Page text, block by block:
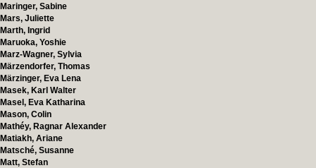
Maringer, Sabine
Mars, Juliette
Marth, Ingrid
Maruoka, Yoshie
Marz-Wagner, Sylvia
Märzendorfer, Thomas
Märzinger, Eva Lena
Masek, Karl Walter
Masel, Eva Katharina
Mason, Colin
Mathéy, Ragnar Alexander
Matiakh, Ariane
Matsché, Susanne
Matt, Stefan